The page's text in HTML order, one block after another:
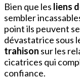
Bien que les liens
sembler
point ils peuvent
dévastatrice sous
trahison sur les
cicatrices qui
confiance.